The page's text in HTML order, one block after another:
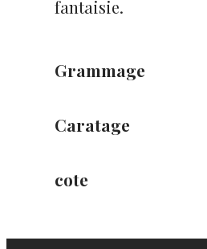
fantaisie.
Grammage
Caratage
cote